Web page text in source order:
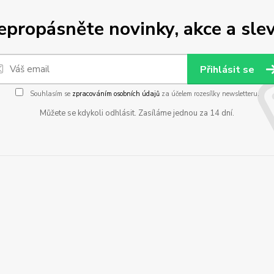
novinky, akce a
Přihlásit se
Souhlasím se zpracováním osobních údajůza účelem rozesílky newsletteru.
Můžete se kdykoli odhlásit. Zasíláme jednou za 14 dní.